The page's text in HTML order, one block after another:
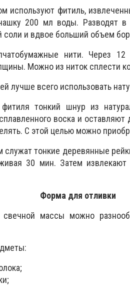
используют фитиль,
200 мл воды. Разводят
соли и вдвое больший объем
нити. Через
Можно из ниток сплести
лучше всего использовать
тонкий шнур из
воска и
С этой целью можно
служат тонкие деревянные
30 мин. Затем
Форма для отливки
свечной массы можно